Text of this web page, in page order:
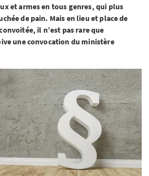
et armes en tous genres, qui plus
de pain. Mais en lieu et place de
il n’est pas rare que
une convocation du ministère